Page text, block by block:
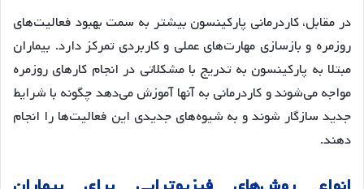
در مقابل، کاردرمانی پارکینسون بیشتر به سمت بهبود فعالیت‌های
روزمره و بازسازی مهارت‌های عملی و کاربردی تمرکز دارد. بیماران
مبتلا به پارکینسون به تدریج با مشکلاتی در انجام کارهای روزمره
مواجه می‌شوند و کاردرمانی به آنها آموزش می‌دهد چگونه با شرایط
جدید سازگار شوند و به شیوه‌های جدیدی این فعالیت‌ها را انجام
دهند.